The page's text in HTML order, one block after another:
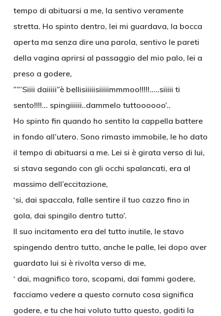
tempo di abituarsi a me, la sentivo veramente
stretta. Ho spinto dentro, lei mi guardava, la bocca
aperta ma senza dire una parola, sentivo le pareti
della vagina aprirsi al passaggio del mio palo, lei a
preso a godere,
””’Siiii daiiiii”è bellisiiiiisiiiiimmmoo!!!!!…..siiiii ti
sento!!!!… spingiiiiii..dammelo tuttoooooo’..
Ho spinto fin quando ho sentito la cappella battere
in fondo all’utero. Sono rimasto immobile, le ho dato
il tempo di abituarsi a me. Lei si è girata verso di lui,
si stava segando con gli occhi spalancati, era al
massimo dell’eccitazione,
‘si, dai spaccala, falle sentire il tuo cazzo fino in
gola, dai spingilo dentro tutto’.
Il suo incitamento era del tutto inutile, le stavo
spingendo dentro tutto, anche le palle, lei dopo aver
guardato lui si è rivolta verso di me,
‘ dai, magnifico toro, scopami, dai fammi godere,
facciamo vedere a questo cornuto cosa significa
godere, e tu che hai voluto tutto questo, goditi la